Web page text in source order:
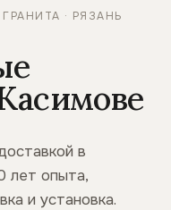
· РЯЗАНЬ
в
лет опыта,
и установка.